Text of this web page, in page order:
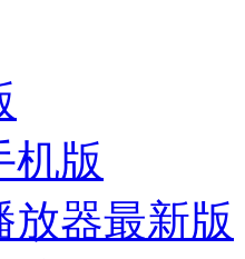
机版
放器最新版